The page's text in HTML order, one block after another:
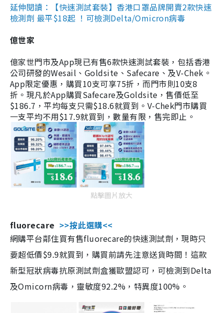
延伸閱讀：【快速測試套裝】香港口罩品牌開賣2款快速
檢測劑 最平$18起 ！可檢測Delta/Omicron病毒
億世家
億家世門市及App現已有售6款快速測試套裝，包括香港
公司研發的Wesail、Goldsite、Safecare、及V-Chek。
App限定優惠，購買10支可享75折，而門市則10支8
折。現凡於App購買Safecare及Goldsite，售價低至
$186.7，平均每支只需$18.6就買到。V-Chek門市購買
一支平均不用$17.9就買到，數量有限，售完即止。
點擊圖片放大
fluorecare >>按此選購<<
網購平台鄰住買有售fluorecare的快速測試劑，現時只
要超低價$9.9就買到，購買前請先注意送貨時間！這款
新型冠狀病毒抗原測試劑盒獲歐盟認可，可檢測到Delta
及Omicorn病毒，靈敏度92.2%，特異度100%。